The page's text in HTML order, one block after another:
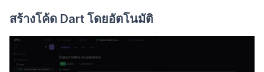
สร้างโค้ด Dart โดยอัตโนมัติ